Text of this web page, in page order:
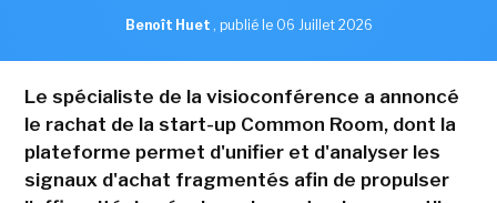
Benoît Huet , publié le 06 Juillet 2026
Le spécialiste de la visioconférence a annoncé
le rachat de la start-up Common Room, dont la
plateforme permet d'unifier et d'analyser les
signaux d'achat fragmentés afin de propulser